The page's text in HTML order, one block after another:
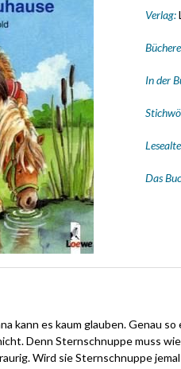
Verlag:
In der
Das
kann es kaum glauben. Genau
Denn Sternschnuppe muss
Wird sie Sternschnuppe